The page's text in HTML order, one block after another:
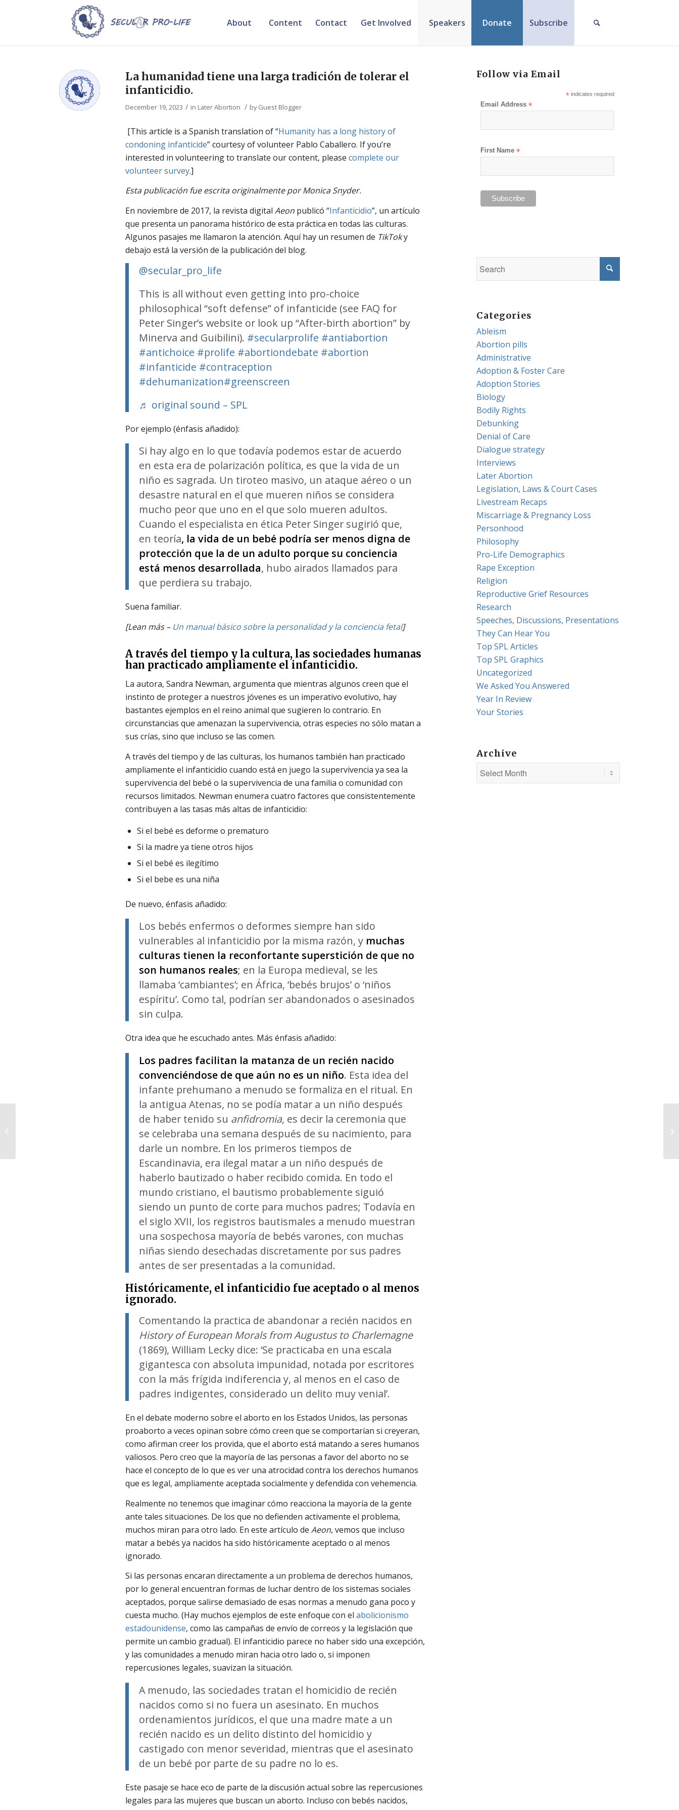
About Content Contact Get Involved Speakers Donate Subscribe
La humanidad tiene una larga tradición de tolerar el
infanticidio.
December 19, 2023 / in Later Abortion / byGuest Blogger
[This article is a Spanish translation of “Humanity has a long history of
condoning infanticide”courtesy of volunteer Pablo Caballero. If you’re
interested in volunteering to translate our content, pleasecomplete our
volunteer survey.]
Esta publicación fue escrita originalmente por Monica Snyder.
En noviembre de 2017, la revista digitalAeon publicó “Infanticidio”, un artículo
que presenta un panorama histórico de esta práctica en todas las culturas.
Algunos pasajes me llamaron la atención. Aquí hay un resumen de TikToky
debajo está la versión de la publicación del blog.
@secular_pro_life
This is all without even getting into pro-choice
philosophical “soft defense” of infanticide (see FAQ for
Peter Singer’s website or look up “After-birth abortion” by
Minerva and Guibilini). #secularprolife #antiabortion
#antichoice #prolife #abortiondebate #abortion
#infanticide #contraception
#dehumanization#greenscreen
♬ original sound – SPL
Por ejemplo (énfasis añadido):
Si hay algo en lo que todavía podemos estar de acuerdo
en esta era de polarización política, es que la vida de un
niño es sagrada. Un tiroteo masivo, un ataque aéreo o un
desastre natural en el que mueren niños se considera
mucho peor que uno en el que solo mueren adultos.
Cuando el especialista en ética Peter Singer sugirió que,
en teoría, la vida de un bebé podría ser menos digna de
protección que la de un adulto porque su conciencia
está menos desarrollada, hubo airados llamados para
que perdiera su trabajo.
Suena familiar.
[Lean más – Un manual básico sobre la personalidad y la conciencia fetal]
A través del tiempo y la cultura, las sociedades humanas
han practicado ampliamente el infanticidio.
La autora, Sandra Newman, argumenta que mientras algunos creen que el
instinto de proteger a nuestros jóvenes es un imperativo evolutivo, hay
bastantes ejemplos en el reino animal que sugieren lo contrario. En
circunstancias que amenazan la supervivencia, otras especies no sólo matan a
sus crías, sino que incluso se las comen.
A través del tiempo y de las culturas, los humanos también han practicado
ampliamente el infanticidio cuando está en juego la supervivencia ya sea la
supervivencia del bebé o la supervivencia de una familia o comunidad con
recursos limitados. Newman enumera cuatro factores que consistentemente
contribuyen a las tasas más altas de infanticidio:
Si el bebé es deforme o prematuro
Si la madre ya tiene otros hijos
Si el bebé es ilegítimo
Si el bebe es una niña
De nuevo, énfasis añadido:
Los bebés enfermos o deformes siempre han sido
vulnerables al infanticidio por la misma razón, y muchas
culturas tienen la reconfortante superstición de que no
son humanos reales; en la Europa medieval, se les
llamaba ‘cambiantes’; en África, ‘bebés brujos’ o ‘niños
espíritu’. Como tal, podrían ser abandonados o asesinados
sin culpa.
Otra idea que he escuchado antes. Más énfasis añadido:
Los padres facilitan la matanza de un recién nacido
convenciéndose de que aún no es un niño. Esta idea del
infante prehumano a menudo se formaliza en el ritual. En
la antigua Atenas, no se podía matar a un niño después
de haber tenido su anfidromia, es decir la ceremonia que
se celebraba una semana después de su nacimiento, para
darle un nombre. En los primeros tiempos de
Escandinavia, era ilegal matar a un niño después de
haberlo bautizado o haber recibido comida. En todo el
mundo cristiano, el bautismo probablemente siguió
siendo un punto de corte para muchos padres; Todavía en
el siglo XVII, los registros bautismales a menudo muestran
una sospechosa mayoría de bebés varones, con muchas
niñas siendo desechadas discretamente por sus padres
antes de ser presentadas a la comunidad.
Históricamente, el infanticidio fue aceptado o al menos
ignorado.
Comentando la practica de abandonar a recién nacidos en
History of European Morals from Augustus to Charlemagne
(1869), William Lecky dice: ‘Se practicaba en una escala
gigantesca con absoluta impunidad, notada por escritores
con la más frígida indiferencia y, al menos en el caso de
padres indigentes, considerado un delito muy venial’.
En el debate moderno sobre el aborto en los Estados Unidos, las personas
proaborto a veces opinan sobre cómo creen que se comportarían si creyeran,
como afirman creer los provida, que el aborto está matando a seres humanos
valiosos. Pero creo que la mayoría de las personas a favor del aborto no se
hace el concepto de lo que es ver una atrocidad contra los derechos humanos
que es legal, ampliamente aceptada socialmente y defendida con vehemencia.
Realmente no tenemos que imaginar cómo reacciona la mayoría de la gente
ante tales situaciones. De los que no defienden activamente el problema,
muchos miran para otro lado. En este artículo deAeon, vemos que incluso
matar a bebés ya nacidos ha sido históricamente aceptado o al menos
ignorado.
Si las personas encaran directamente a un problema de derechos humanos,
por lo general encuentran formas de luchar dentro de los sistemas sociales
aceptados, porque salirse demasiado de esas normas a menudo gana poco y
cuesta mucho. (Hay muchos ejemplos de este enfoque con elabolicionismo
estadounidense, como las campañas de envío de correos y la legislación que
permite un cambio gradual). El infanticidio parece no haber sido una excepción,
y las comunidades a menudo miran hacia otro lado o, si imponen
repercusiones legales, suavizan la situación.
A menudo, las sociedades tratan el homicidio de recién
nacidos como si no fuera un asesinato. En muchos
ordenamientos jurídicos, el que una madre mate a un
recién nacido es un delito distinto del homicidio y
castigado con menor severidad, mientras que el asesinato
de un bebé por parte de su padre no lo es.
Este pasaje se hace eco de parte de la discusión actual sobre las repercusiones
legales para las mujeres que buscan un aborto. Incluso con bebés nacidos,
Follow via Email
*indicates required
Email Address*
First Name*
Categories
Ableism
Abortion pills
Administrative
Adoption & Foster Care
Adoption Stories
Biology
Bodily Rights
Debunking
Denial of Care
Dialogue strategy
Interviews
Later Abortion
Legislation, Laws & Court Cases
Livestream Recaps
Miscarriage & Pregnancy Loss
Personhood
Philosophy
Pro-Life Demographics
Rape Exception
Religion
Reproductive Grief Resources
Research
Speeches, Discussions, Presentations
They Can Hear You
Top SPL Articles
Top SPL Graphics
Uncategorized
We Asked You Answered
Year In Review
Your Stories
Archive